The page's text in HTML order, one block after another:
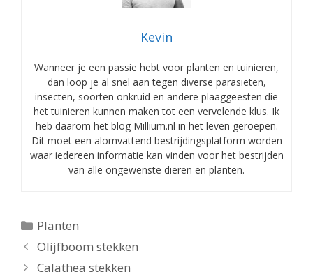
Kevin
Wanneer je een passie hebt voor planten en tuinieren,
dan loop je al snel aan tegen diverse parasieten,
insecten, soorten onkruid en andere plaaggeesten die
het tuinieren kunnen maken tot een vervelende klus. Ik
heb daarom het blog Millium.nl in het leven geroepen.
Dit moet een alomvattend bestrijdingsplatform worden
waar iedereen informatie kan vinden voor het bestrijden
van alle ongewenste dieren en planten.
Categorieën
Planten
Olijfboom stekken
Calathea stekken